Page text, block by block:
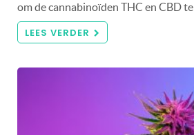
om de cannabinoïden THC en CBD
LEES VERDER